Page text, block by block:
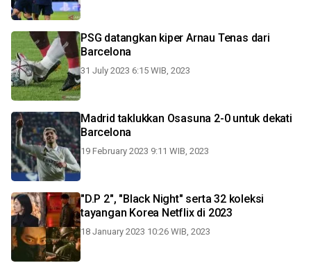
PSG datangkan kiper Arnau Tenas dari
Barcelona
31 July 2023 6:15 WIB, 2023
Madrid taklukkan Osasuna 2-0 untuk dekati
Barcelona
19 February 2023 9:11 WIB, 2023
"D.P 2", "Black Night" serta 32 koleksi
tayangan Korea Netflix di 2023
18 January 2023 10:26 WIB, 2023